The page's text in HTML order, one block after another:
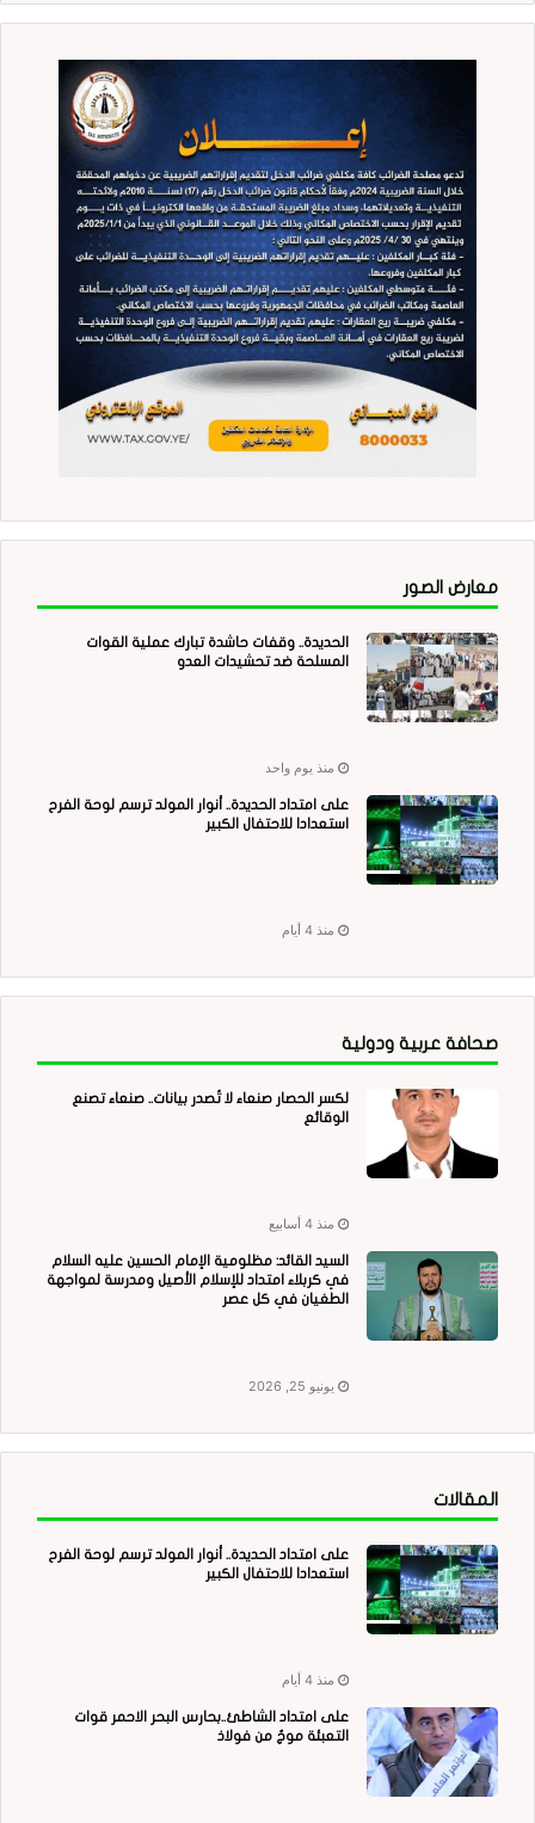
معارض الصور
الحديدة.. وقفات حاشدة تبارك عملية القوات
المسلحة ضد تحشيدات العدو
منذ يوم واحد
على امتداد الحديدة.. أنوار المولد ترسم لوحة الفرح
استعدادا للاحتفال الكبير
منذ 4 أيام
صحافة عربية ودولية
لكسر الحصار صنعاء لا تُصدر بيانات.. صنعاء تصنع
الوقائع
منذ 4 أسابيع
السيد القائد: مظلومية الإمام الحسين عليه السلام
في كربلاء امتداد للإسلام الأصيل ومدرسة لمواجهة
الطغيان في كل عصر
يونيو 25, 2026
المقالات
على امتداد الحديدة.. أنوار المولد ترسم لوحة الفرح
استعدادا للاحتفال الكبير
منذ 4 أيام
على امتداد الشاطئ..بحارس البحر الاحمر قوات
التعبئة موجٌ من فولاذ